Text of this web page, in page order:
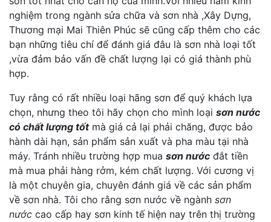
nghiệm trong ngành sửa chữa và sơn nhà ,Xây Dựng,
Thương mại Mai Thiên Phúc sẽ cũng cấp thêm cho các
bạn những tiêu chí để đánh giá đâu là sơn nhà loại tốt
,vừa đảm bảo vấn đề chất lượng lại có giá thành phù
hợp.
Tuy rằng có rất nhiều loại hãng sơn để quý khách lựa
chọn, nhưng theo tôi hãy chọn cho mình loại sơn nước
có chất lượng tốtmà giá cả lại phải chăng, được bảo
hành dài hạn, sản phẩm sản xuất và pha màu tại nhà
máy. Tránh nhiều trường hợp mua sơn nước đắt tiền
mà mua phải hàng rởm, kém chất lượng. Với cương vị
là một chuyên gia, chuyên đánh giá về các sản phẩm
về sơn nhà. Tôi cho rằng sơn nước về ngành sơn
nước cao cấp hay sơn kinh tế hiện nay trên thị trường